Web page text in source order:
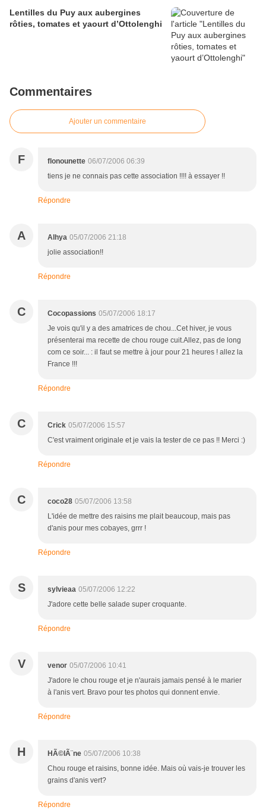
Lentilles du Puy aux aubergines
rôties, tomates et yaourt d’Ottolenghi
Commentaires
Ajouter un commentaire
F flonounette 06/07/2006 06:39
tiens je ne connais pas cette association !!!! à essayer !!
Répondre
A Alhya 05/07/2006 21:18
jolie association!!
Répondre
C Cocopassions 05/07/2006 18:17
Je vois qu'il y a des amatrices de chou...Cet hiver, je vous
présenterai ma recette de chou rouge cuit.Allez, pas de long
com ce soir... : il faut se mettre à jour pour 21 heures ! allez la
France !!!
Répondre
C Crick 05/07/2006 15:57
C'est vraiment originale et je vais la tester de ce pas !! Merci :)
Répondre
C coco28 05/07/2006 13:58
L'idée de mettre des raisins me plait beaucoup, mais pas
d'anis pour mes cobayes, grrr !
Répondre
S sylvieaa 05/07/2006 12:22
J'adore cette belle salade super croquante.
Répondre
V venor 05/07/2006 10:41
J'adore le chou rouge et je n'aurais jamais pensé à le marier
à l'anis vert. Bravo pour tes photos qui donnent envie.
Répondre
H HÃ©lÃ¨ne 05/07/2006 10:38
Chou rouge et raisins, bonne idée. Mais où vais-je trouver les
grains d'anis vert?
Répondre